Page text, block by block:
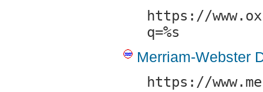
https://
q=%s
Merriam-Webster
https://